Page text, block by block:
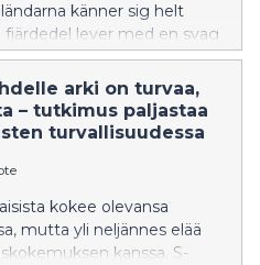
känner sig helt
lever med en svag
S-Bankens enkät
visar att finländarnas
utgångspunkter vad
arki on turvaa,
– tutkimus paljastaa
turvallisuudessa
kokee olevansa
mutta yli neljännes elää
kanssa. S-